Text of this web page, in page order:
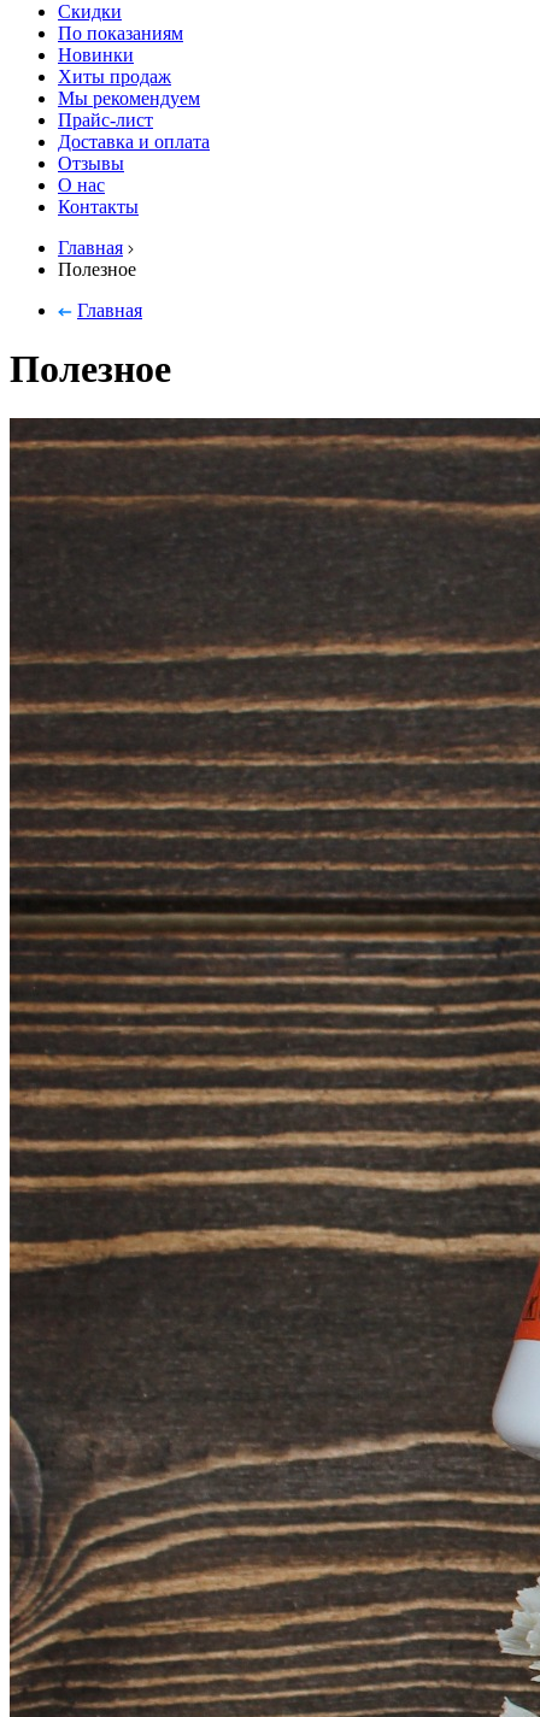
Скидки
По показаниям
Новинки
Хиты продаж
Мы рекомендуем
Прайс-лист
Доставка и оплата
Отзывы
О нас
Контакты
Главная
Полезное
Главная
Полезное